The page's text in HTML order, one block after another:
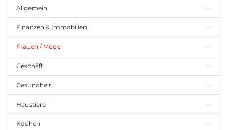
Allgemein
Finanzen & Immobilien
Frauen / Mode
Geschäft
Gesundheit
Haustiere
Kochen